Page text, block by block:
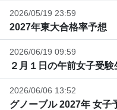
2026/05/19 23:59
2027年東大合格率予想
2026/06/19 09:59
２月１日の午前女子受
2026/06/06 13:52
グノーブル 2027年 女子